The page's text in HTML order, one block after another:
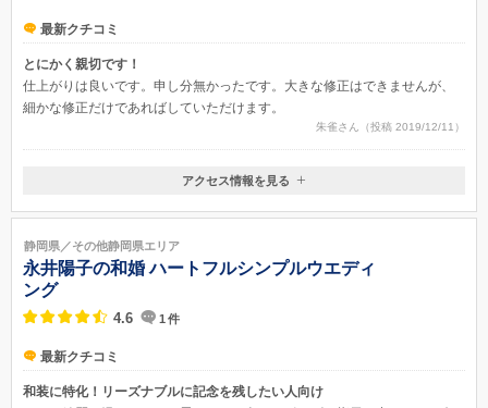
最新クチコミ
とにかく親切です！
仕上がりは良いです。申し分無かったです。大きな修正はできませんが、
細かな修正だけであればしていただけます。
朱雀さん（投稿 2019/12/11）
静岡県掛川市南西郷458-4
アクセス情報を見る
静岡県／その他静岡県エリア
永井陽子の和婚 ハートフルシンプルウエディ
ング
4.6 1 件
最新クチコミ
和装に特化！リーズナブルに記念を残したい人向け